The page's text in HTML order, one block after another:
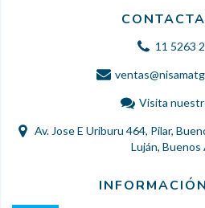
11 5263
Visita
Av. Jose E Uriburu 464, Pilar,
Luján, Buenos